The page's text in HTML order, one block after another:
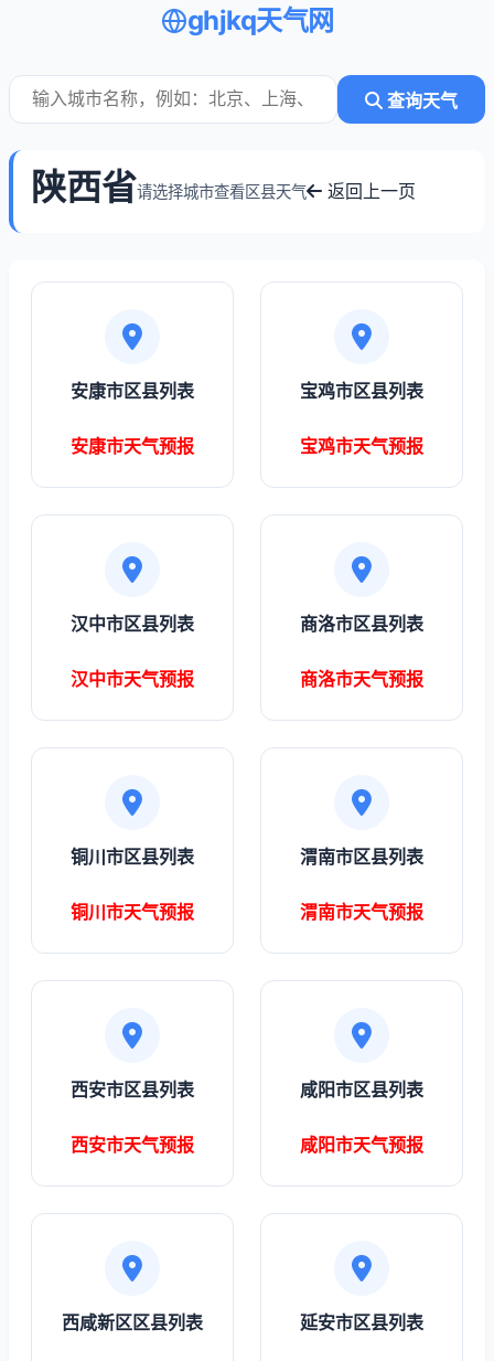
ghjkq天气网
查询天气
陕西省请选择城市查看区县天气 返回上一页
安康市区县列表
安康市天气预报
宝鸡市区县列表
宝鸡市天气预报
汉中市区县列表
汉中市天气预报
商洛市区县列表
商洛市天气预报
铜川市区县列表
铜川市天气预报
渭南市区县列表
渭南市天气预报
西安市区县列表
西安市天气预报
咸阳市区县列表
咸阳市天气预报
西咸新区区县列表 延安市区县列表